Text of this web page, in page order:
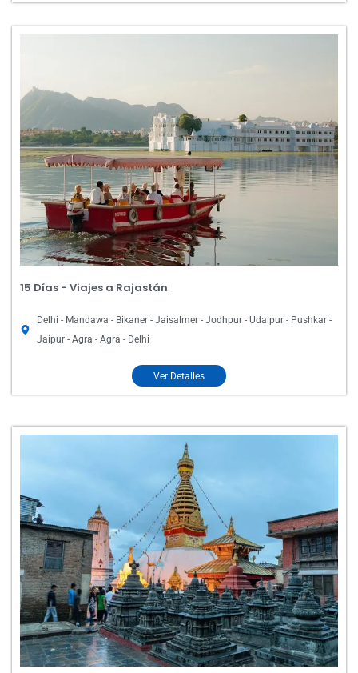
15 Días - Viajes a Rajastán
Delhi - Mandawa - Bikaner - Jaisalmer - Jodhpur - Udaipur - Pushkar -
Jaipur - Agra - Agra - Delhi
Ver Detalles